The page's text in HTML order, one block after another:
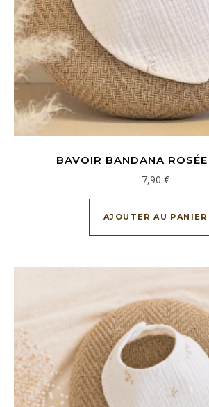
BAVOIR BANDANA ROSÉE
7,90 €
AJOUTER AU PANIER